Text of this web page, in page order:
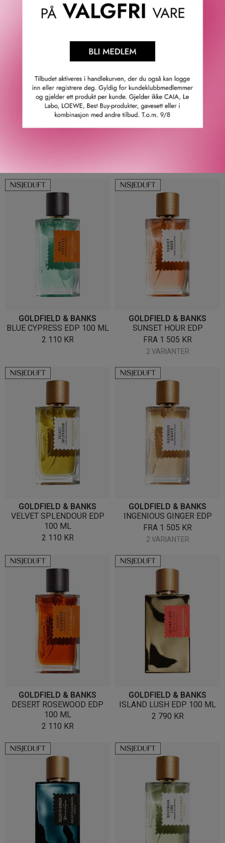
GOLDFIELD & BANKS
GOLDFIELD & BANKS
GOLDFIELD & BANKS
BLUE CYPRESS EDP 100 ML
2 110 KR
GOLDFIELD & BANKS
SUNSET HOUR EDP
FRA 1 505 KR
2 VARIANTER
GOLDFIELD & BANKS
VELVET SPLENDOUR EDP
100 ML
2 110 KR
GOLDFIELD & BANKS
INGENIOUS GINGER EDP
FRA 1 505 KR
2 VARIANTER
GOLDFIELD & BANKS
DESERT ROSEWOOD EDP
100 ML
2 110 KR
GOLDFIELD & BANKS
ISLAND LUSH EDP 100 ML
2 790 KR